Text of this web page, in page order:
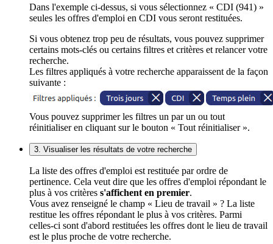
Dans l'exemple ci-dessus, si vous sélectionnez « CDI (941) »
seules les offres d'emploi en CDI vous seront restituées.
Si vous obtenez trop peu de résultats, vous pouvez supprimer
certains mots-clés ou certains filtres et critères et relancer votre
recherche.
Les filtres appliqués à votre recherche apparaissent de la façon
suivante :
Vous pouvez supprimer les filtres un par un ou tout
réinitialiser en cliquant sur le bouton « Tout réinitialiser ».
3. Visualiser les résultats de votre recherche
La liste des offres d'emploi est restituée par ordre de
pertinence. Cela veut dire que les offres d'emploi répondant le
plus à vos critères s'affichent en premier.
Vous avez renseigné le champ « Lieu de travail » ? La liste
restitue les offres répondant le plus à vos critères. Parmi
celles-ci sont d'abord restituées les offres dont le lieu de travail
est le plus proche de votre recherche.